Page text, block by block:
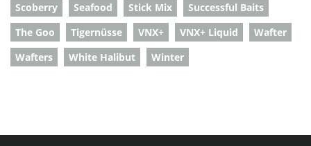
Scoberry
Seafood Stick Mix
Successful Baits
The Goo
Tigernüsse VNX+ VNX+ Liquid
Wafter
Wafters
White Halibut Winter